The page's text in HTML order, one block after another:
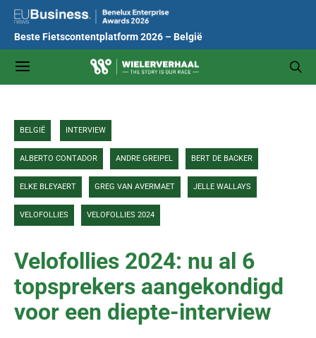
Beste Fietscontentplatform 2026 – België
BELGIË INTERVIEW
ALBERTO CONTADOR ANDRE GREIPEL BERT DE BACKER
ELKE BLEYAERT GREG VAN AVERMAET JELLE WALLAYS
VELOFOLLIES VELOFOLLIES 2024
Velofollies 2024: nu al 6
topsprekers aangekondigd
voor een diepte-interview